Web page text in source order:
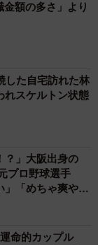
額の多さ」より
した自宅訪れた林
スケルトン状態
？」大阪出身の
プロ野球選手
」「めちゃ爽や
命的カップル